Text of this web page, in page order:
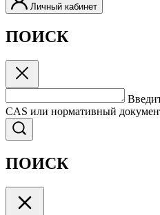
Личный кабинет
ПОИСК
CAS или нормативный
ПОИСК